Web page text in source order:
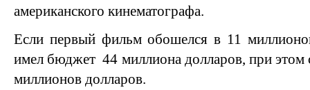
американского кинематографа.
Если первый фильм обошелся в 11
имел бюджет 44 миллиона долларов, при
миллионов долларов.